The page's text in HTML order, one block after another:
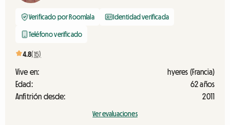
Verificado por Roomlala Identidad verificada
Teléfono verificado
4.8(15)
Vive en:
hyeres (Francia)
Edad:
62 años
Anfitrión desde:
2011
Ver evaluaciones